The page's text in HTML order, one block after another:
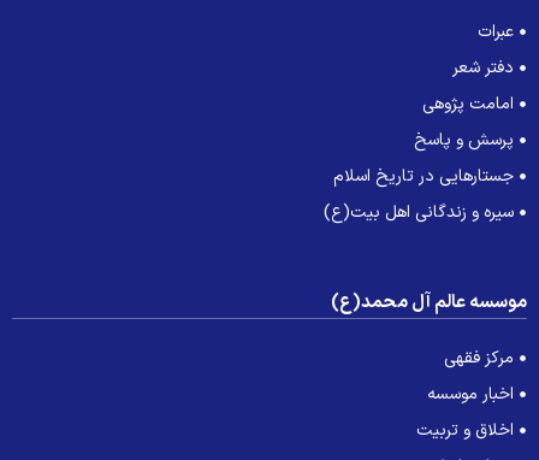
عبرات
دفتر شعر
امامت پژوهی
پرسش و پاسخ
جستارهایی در تاریخ اسلام
سیره و زندگانی اهل بیت(ع)
عالم آل محمد(ع)
مرکز فقهی
اخبار موسسه
اخلاق و تربیت